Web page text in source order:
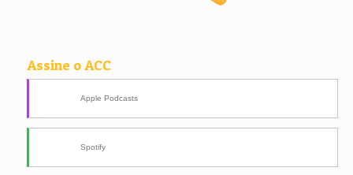
Assine o ACC
Apple Podcasts
Spotify